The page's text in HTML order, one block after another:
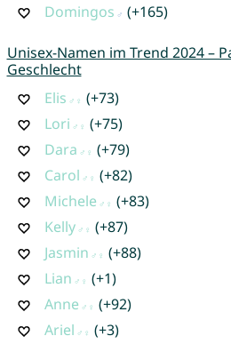
Domingos
(+165)
Unisex-Namen im Trend 2024 –
Geschlecht
Elis
(+73)
Lori
(+75)
Dara
(+79)
Carol
(+82)
Michele
(+83)
Kelly
(+87)
Jasmin
(+88)
Lian
(+1)
Anne
(+92)
Ariel
(+3)